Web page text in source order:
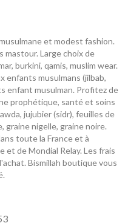
et modest fashion.
mastour. Large choix de
burkini, qamis, muslim wear.
enfants musulmans (jilbab,
enfant musulman. Profitez de
prophétique, santé et soins
jujubier (sidr), feuilles de
graine nigelle, graine noire.
toute la France et à
et de Mondial Relay. Les frais
Bismillah boutique vous